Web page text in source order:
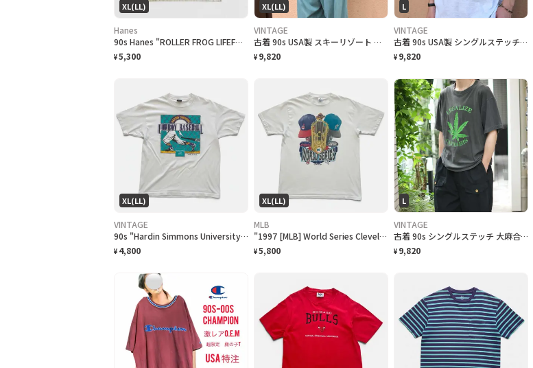
XL(LL)
Hanes
90s Hanes "ROLLER FROG LIFEFORMS International" T-Shirt ライフフォームズ ローラーフロッグ Tシャツ [XL]
¥5,300
XL(LL)
VINTAGE
古着 90s USA製 スキーリゾート スーベニアTシャツ プリントTシャツ 黒
¥ 9,820
L
VINTAGE
古着 90s USA製 シングルステッチ ビール プロモーション Tシャツ
¥ 9,820
XL(LL)
VINTAGE
90s "Hardin Simmons University Cowboy Baseball" T-Shirt ハーディン シモンズ大学 カウボーイズベースボール Tシャツ [XL]
¥ 4,800
XL(LL)
MLB
"1997 [MLB] World Series Cleveland Indians vs Florida Marlins" T-Shirt [XL]
¥5,800
L
VINTAGE
古着 90s シングルステッチ 大麻合法化運動 プリントTシャツ フェード
¥ 9,820